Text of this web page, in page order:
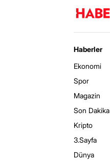
Haberler
Ekonomi
Spor
Magazin
Son Dakika
Kripto
3.Sayfa
Dünya